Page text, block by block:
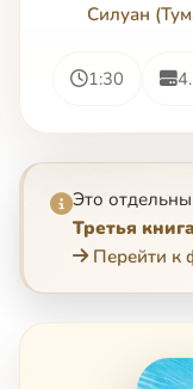
Силуан
1:30
Это
Третья книга
Перейти к